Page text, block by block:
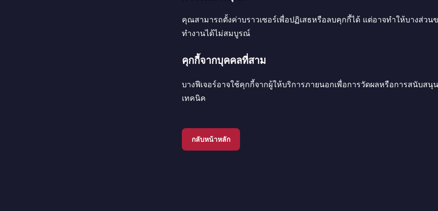
คุณสามารถตั้งค่าบราวเซอร์เพื่อปฏิเสธหรือลบคุกกี้ได้ แต่อาจทำให้บางส่วน
ทำงานได้ไม่สมบูรณ์
คุกกี้จากบุคคลที่สาม
บางฟีเจอร์อาจใช้คุกกี้จากผู้ให้บริการภายนอกเพื่อการวัดผลหรือการสนับสนุ
เทคนิค
กลับหน้าหลัก